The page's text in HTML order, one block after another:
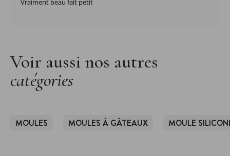
Voir aussi nos autres
catégories
MOULES MOULES À GÂTEAUX MOULE